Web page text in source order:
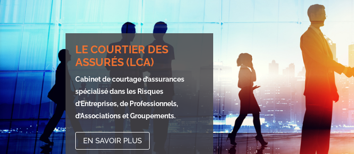
LE COURTIER DES
ASSURÉS (LCA)
Cabinet de courtage d’assurances
spécialisé dans les Risques
d’Entreprises, de Professionnels,
d’Associations et Groupements.
EN SAVOIR PLUS